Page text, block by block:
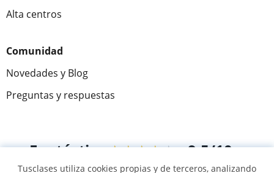
Alta centros
Comunidad
Novedades y Blog
Preguntas y respuestas
Fantástica★★★★★ 9,5/10
Tusclases utiliza cookies propias y de terceros, analizando